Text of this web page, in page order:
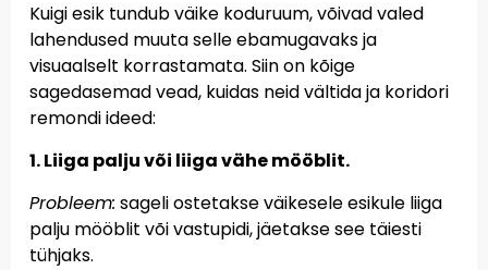
Kuigi esik tundub väike koduruum, võivad valed
lahendused muuta selle ebamugavaks ja
visuaalselt korrastamata. Siin on kõige
sagedasemad vead, kuidas neid vältida ja koridori
remondi ideed:
1. Liiga palju või liiga vähe mööblit.
Probleem: sageli ostetakse väikesele esikule liiga
palju mööblit või vastupidi, jäetakse see täiesti
tühjaks.